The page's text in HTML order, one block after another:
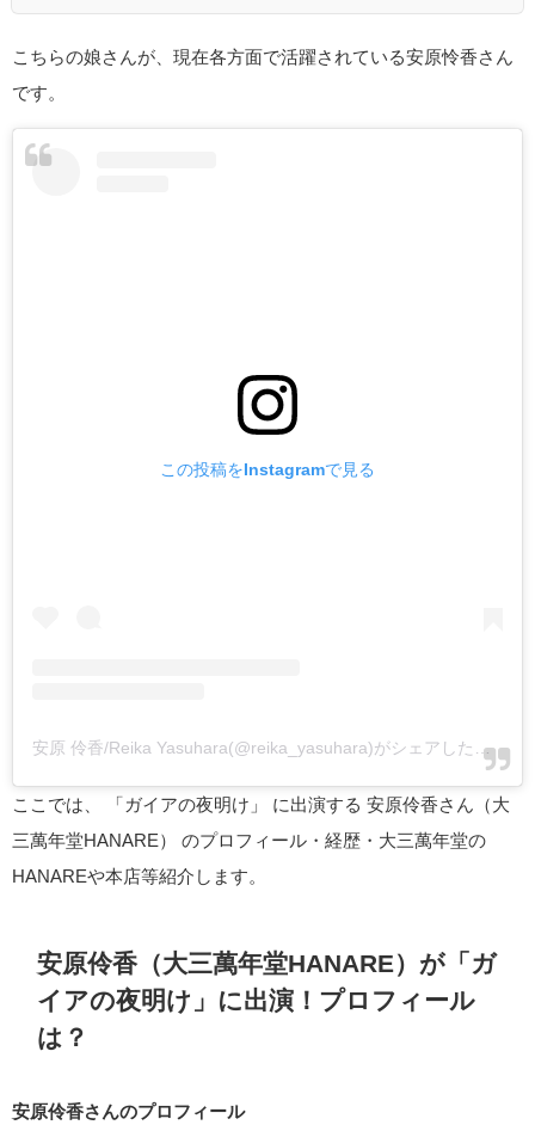
こちらの娘さんが、現在各方面で活躍されている安原怜香さん
です。
この投稿をInstagramで見る
安原 伶香/Reika Yasuhara(@reika_yasuhara)がシェアした投稿 -
ここでは、 「ガイアの夜明け」 に出演する 安原伶香さん（大
三萬年堂HANARE） のプロフィール・経歴・大三萬年堂の
HANAREや本店等紹介します。
安原伶香（大三萬年堂HANARE）が「ガ
イアの夜明け」に出演！プロフィール
は？
安原伶香さんのプロフィール